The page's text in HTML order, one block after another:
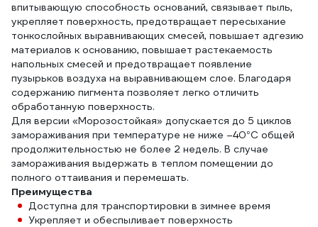
впитывающую способность оснований, связывает пыль,
укрепляет поверхность, предотвращает пересыхание
тонкослойных выравнивающих смесей, повышает адгезию
материалов к основанию, повышает растекаемость
напольных смесей и предотвращает появление
пузырьков воздуха на выравнивающем слое. Благодаря
содержанию пигмента позволяет легко отличить
обработанную поверхность.
Для версии «Морозостойкая» допускается до 5 циклов
замораживания при температуре не ниже –40°C общей
продолжительностью не более 2 недель. В случае
замораживания выдержать в теплом помещении до
полного оттаивания и перемешать.
Преимущества
Доступна для транспортировки в зимнее время
Укрепляет и обеспыливает поверхность